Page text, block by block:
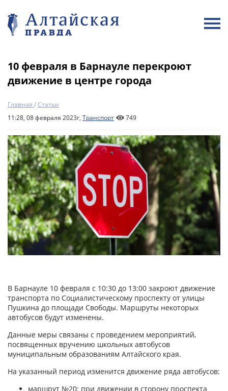
10 февраля в Барнауле перекроют
движение в центре города
Главная /Статьи
11:28, 08 февраля 2023г, Транспорт 749
В Барнауле 10 февраля с 10:30 до 13:00 закроют движение
транспорта по Социалистическому проспекту от улицы
Пушкина до площади Свободы. Маршруты некоторых
автобусов будут изменены.
Данные меры связаны с проведением мероприятий,
посвященных вручению школьных автобусов
муниципальным образованиям Алтайского края.
На указанный период изменится движение ряда автобусов:
маршрут №20: при движении в сторону проспекта